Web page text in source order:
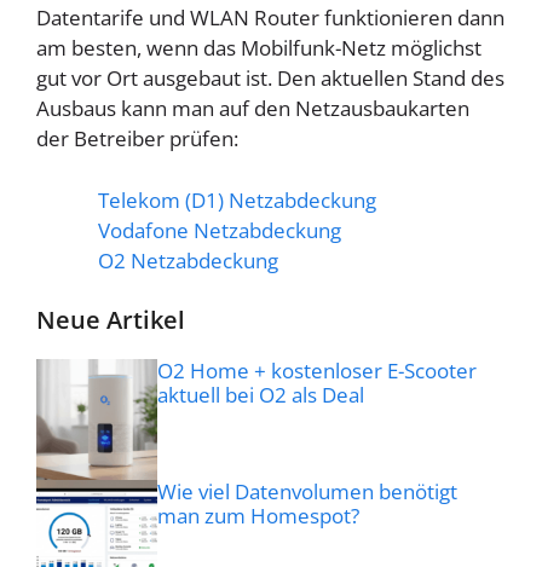
Datentarife und WLAN Router funktionieren dann
am besten, wenn das Mobilfunk-Netz möglichst
gut vor Ort ausgebaut ist. Den aktuellen Stand des
Ausbaus kann man auf den Netzausbaukarten
der Betreiber prüfen:
Telekom (D1) Netzabdeckung
Vodafone Netzabdeckung
O2 Netzabdeckung
Neue Artikel
O2 Home + kostenloser E-Scooter
aktuell bei O2 als Deal
Wie viel Datenvolumen benötigt
man zum Homespot?